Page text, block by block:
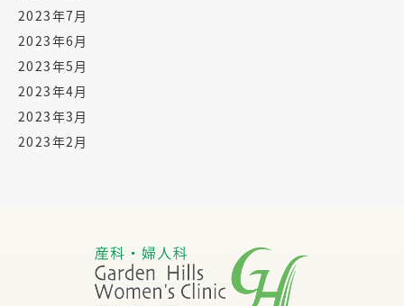
2023年7月
2023年6月
2023年5月
2023年4月
2023年3月
2023年2月